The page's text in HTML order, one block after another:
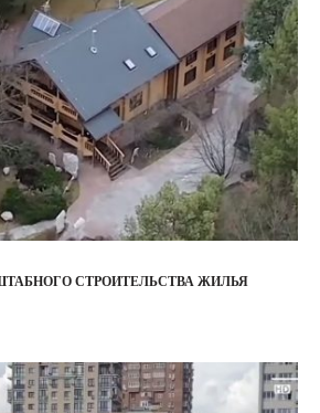
СТРОИТЕЛЬСТВА ЖИЛЬЯ